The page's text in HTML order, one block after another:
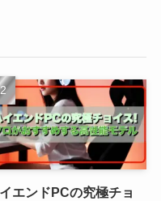
エンドPCの究極チョ